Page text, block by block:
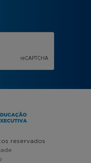
reservados